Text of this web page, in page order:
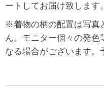
ートしてお届け致します。
※着物の柄の配置は写真
ん。モニター個々の発
なる場合がございます。